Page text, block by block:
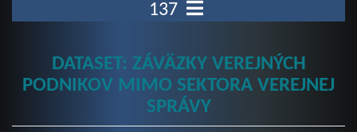
137
DATASET: ZÁVÄZKY VEREJNÝCH
PODNIKOV MIMO SEKTORA VEREJNEJ
SPRÁVY